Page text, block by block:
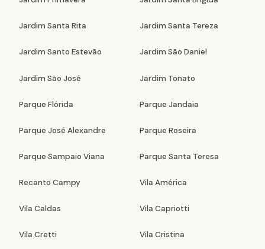
Jardim Santa Rita Jardim Santa Tereza
Jardim Santo Estevão Jardim São Daniel
Jardim São José Jardim Tonato
Parque Flórida Parque Jandaia
Parque José Alexandre Parque Roseira
Parque Sampaio Viana Parque Santa Teresa
Recanto Campy Vila América
Vila Caldas Vila Capriotti
Vila Cretti Vila Cristina